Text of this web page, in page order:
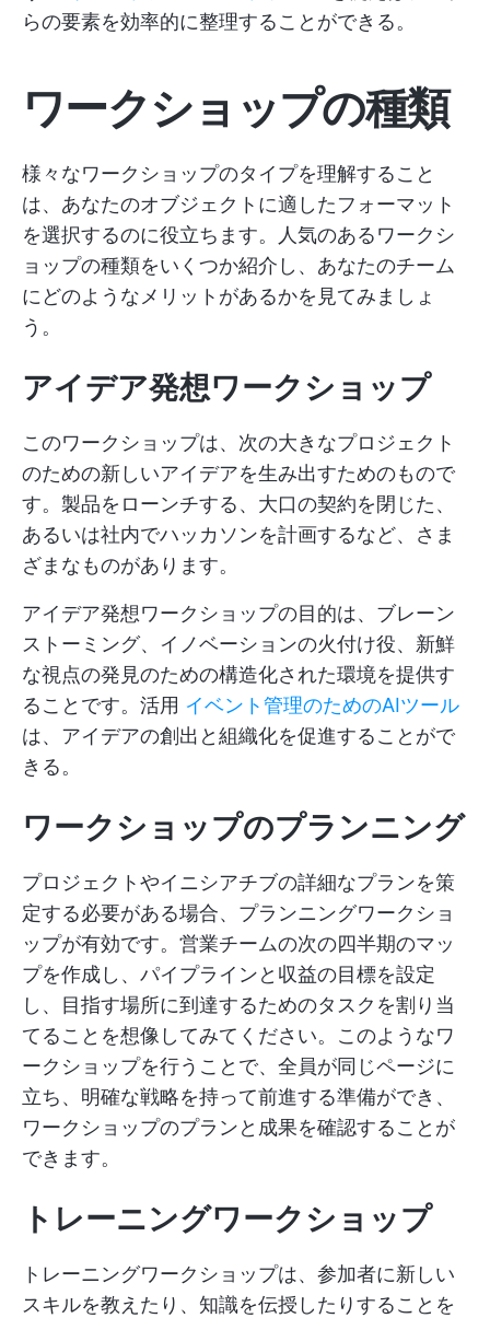
らの要素を効率的に整理することができる。
ワークショップの種類
様々なワークショップのタイプを理解すること
は、あなたのオブジェクトに適したフォーマット
を選択するのに役立ちます。人気のあるワークシ
ョップの種類をいくつか紹介し、あなたのチーム
にどのようなメリットがあるかを見てみましょ
う。
アイデア発想ワークショップ
このワークショップは、次の大きなプロジェクト
のための新しいアイデアを生み出すためのもので
す。製品をローンチする、大口の契約を閉じた、
あるいは社内でハッカソンを計画するなど、さま
ざまなものがあります。
アイデア発想ワークショップの目的は、ブレーン
ストーミング、イノベーションの火付け役、新鮮
な視点の発見のための構造化された環境を提供す
ることです。活用 イベント管理のためのAIツール
は、アイデアの創出と組織化を促進することがで
きる。
ワークショップのプランニング
プロジェクトやイニシアチブの詳細なプランを策
定する必要がある場合、プランニングワークショ
ップが有効です。営業チームの次の四半期のマッ
プを作成し、パイプラインと収益の目標を設定
し、目指す場所に到達するためのタスクを割り当
てることを想像してみてください。このようなワ
ークショップを行うことで、全員が同じページに
立ち、明確な戦略を持って前進する準備ができ、
ワークショップのプランと成果を確認することが
できます。
トレーニングワークショップ
トレーニングワークショップは、参加者に新しい
スキルを教えたり、知識を伝授したりすることを